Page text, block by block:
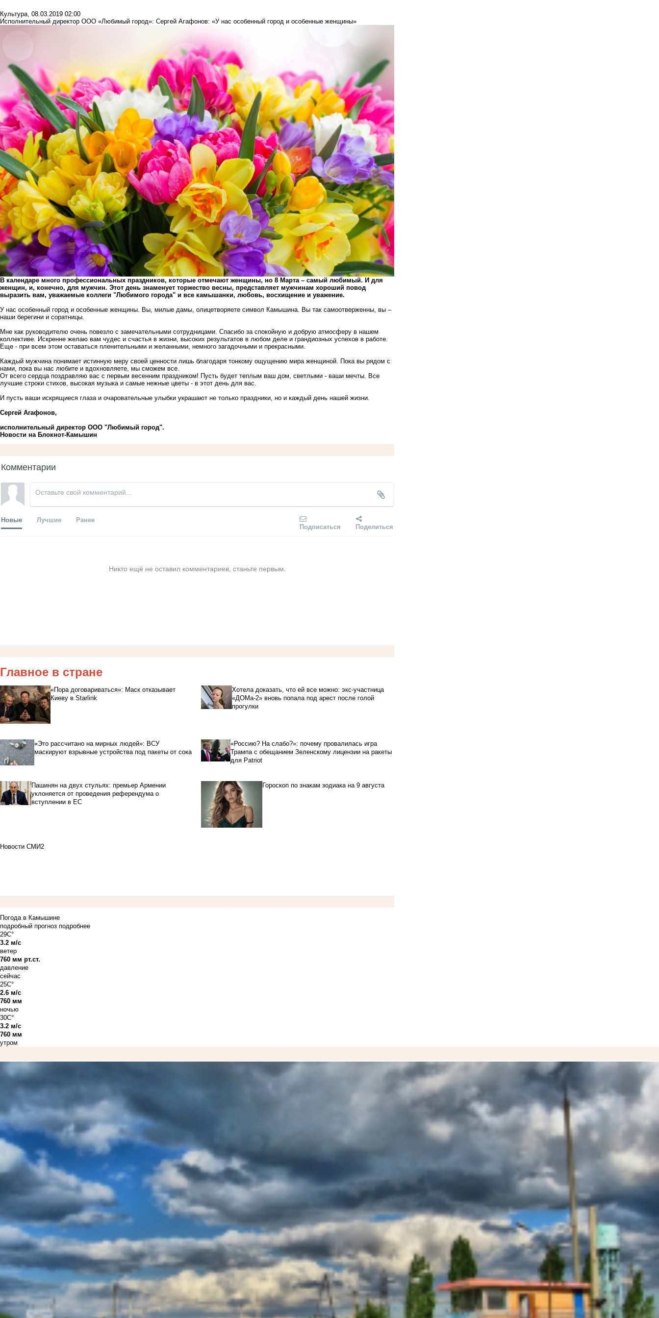
Культура, 08.03.2019 02:00
Исполнительный директор ООО «Любимый город»: Сергей Агафонов: «У нас особенный город и особенные женщины»
В календаре много профессиональных праздников, которые отмечают женщины, но 8 Марта – самый любимый. И для
женщин, и, конечно, для мужчин. Этот день знаменует торжество весны, представляет мужчинам хороший повод
выразить вам, уважаемые коллеги "Любимого города" и все камышанки, любовь, восхищение и уважение.
У нас особенный город и особенные женщины. Вы, милые дамы, олицетворяете символ Камышина. Вы так самоотверженны, вы –
наши берегини и соратницы.
Мне как руководителю очень повезло с замечательными сотрудницами. Спасибо за спокойную и добрую атмосферу в нашем
коллективе. Искренне желаю вам чудес и счастья в жизни, высоких результатов в любом деле и грандиозных успехов в работе.
Еще - при всем этом оставаться пленительными и желанными, немного загадочными и прекрасными.
Каждый мужчина понимает истинную меру своей ценности лишь благодаря тонкому ощущению мира женщиной. Пока вы рядом с
нами, пока вы нас любите и вдохновляете, мы сможем все.
От всего сердца поздравляю вас с первым весенним праздником! Пусть будет теплым ваш дом, светлыми - ваши мечты. Все
лучшие строки стихов, высокая музыка и самые нежные цветы - в этот день для вас.
И пусть ваши искрящиеся глаза и очаровательные улыбки украшают не только праздники, но и каждый день нашей жизни.
Сергей Агафонов,
исполнительный директор ООО "Любимый город".
Новости на Блoкнoт-Камышин
Комментарии
Новые Лучшие Ранее
Подписаться Поделиться
Никто ещё не оставил комментариев, станьте первым.
Главное в стране
«Пора договариваться»: Маск отказывает
Киеву в Starlink
Хотела доказать, что ей все можно: экс-участница
«ДОМа-2» вновь попала под арест после голой
прогулки
«Это рассчитано на мирных людей»: ВСУ
маскируют взрывные устройства под пакеты от сока
«Россию? На слабо?»: почему провалилась игра
Трампа с обещанием Зеленскому лицензии на ракеты
для Patriot
Пашинян на двух стульях: премьер Армении
уклоняется от проведения референдума о
вступлении в ЕС
Гороскоп по знакам зодиака на 9 августа
Новости СМИ2
Погода в Камышине
подробный прогноз подробнее
29C°
3.2 м/с
ветер
760 мм рт.ст.
давление
сейчас
25C°
2.6 м/с
760 мм
ночью
30C°
3.2 м/с
760 мм
утром